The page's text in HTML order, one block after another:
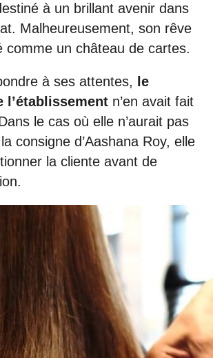
à un brillant avenir dans
Malheureusement, son rêve
comme un château de cartes.
à ses attentes,
le
l’établissement n’en avait fait
le cas où elle n’aurait pas
consigne d’Aashana Roy, elle
la cliente avant de